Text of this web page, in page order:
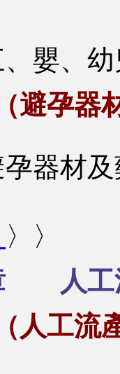
、幼
避孕器
孕器材
〉〉
人工
人工流